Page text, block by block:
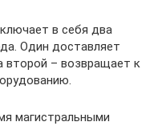
в себя два
Один доставляет
второй – возвращает к
магистральными